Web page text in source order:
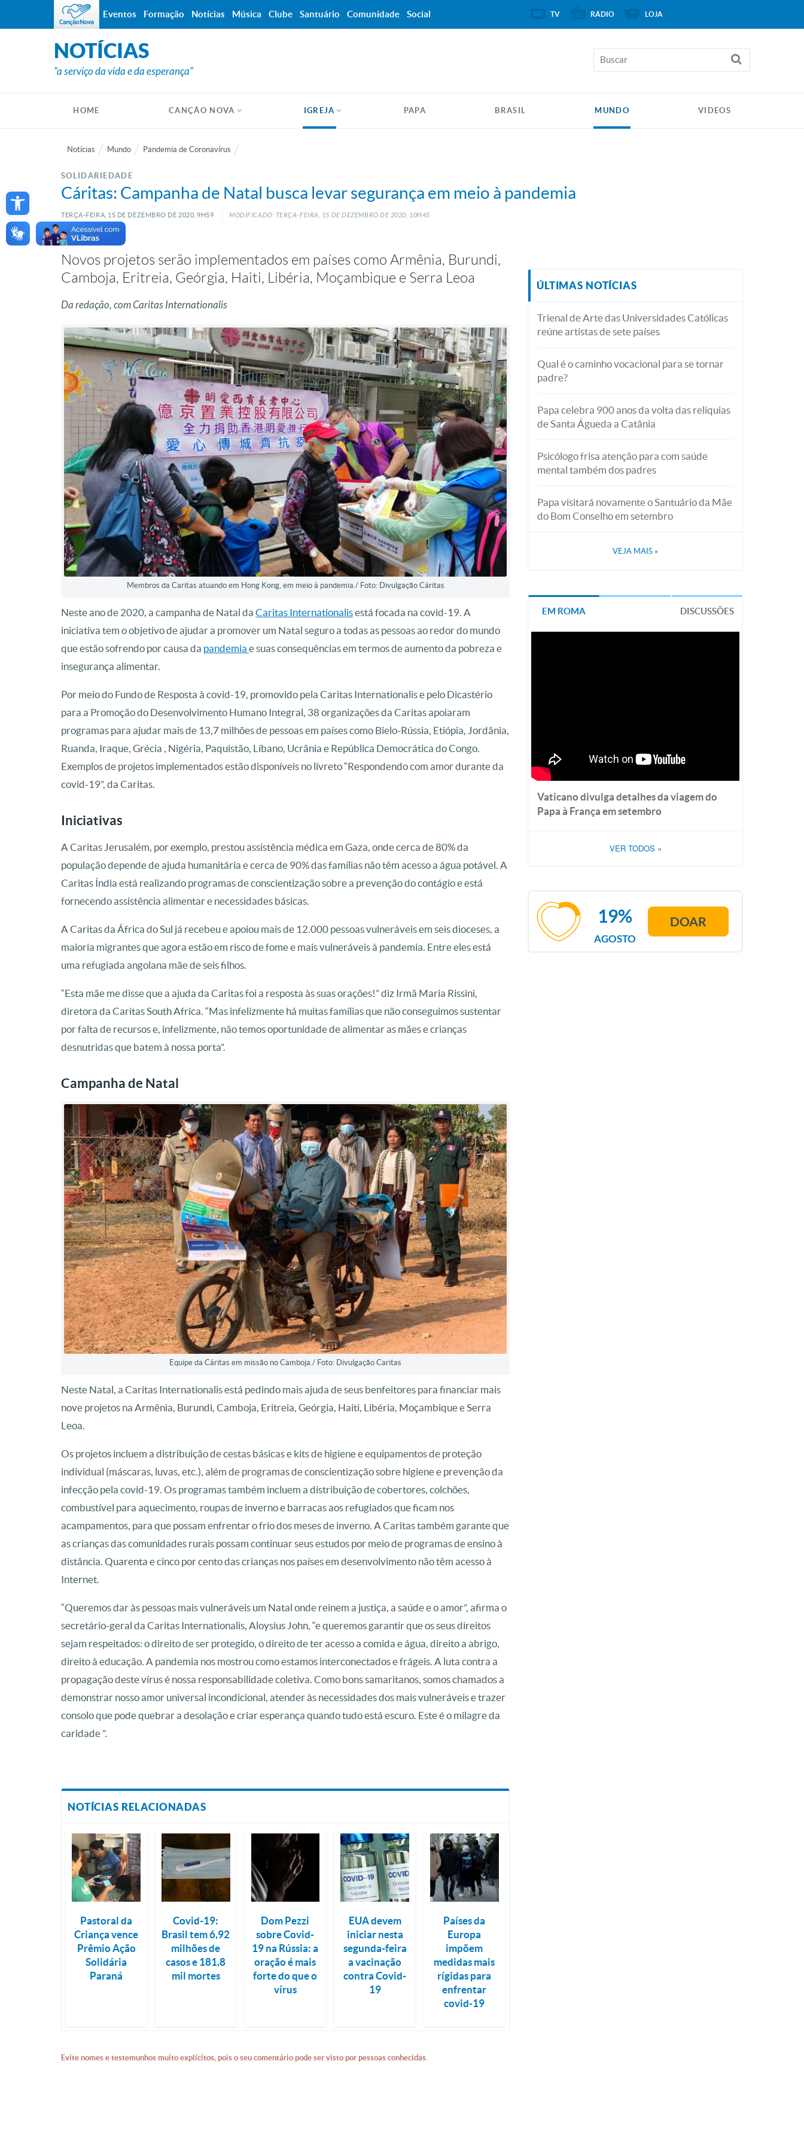
Open toolbar
NOTÍCIAS
"a serviço da vida e da esperança"
HOME CANÇÃO NOVA IGREJA PAPA BRASIL MUNDO VIDEOS
Notícias Mundo Pandemia de Coronavírus
SOLIDARIEDADE
Cáritas: Campanha de Natal busca levar segurança em meio à pandemia
TERÇA-FEIRA, 15 DE DEZEMBRO DE 2020, 9H59 MODIFICADO: TERÇA-FEIRA, 15 DEDEZEMBRO DE 2020, 10H45
Novos projetos serão implementados em países como Armênia, Burundi,
Camboja, Eritreia, Geórgia, Haiti, Libéria, Moçambique e Serra Leoa
Da redação, com Caritas Internationalis
Membros da Caritas atuando em Hong Kong, em meio à pandemia./ Foto: Divulgação Cáritas
Neste ano de 2020, a campanha de Natal da Caritas Internationalisestá focada na covid-19. A
iniciativa tem o objetivo de ajudar a promover um Natal seguro a todas as pessoas ao redor do mundo
que estão sofrendo por causa da pandemia e suas consequências em termos de aumento da pobreza e
insegurança alimentar.
Por meio do Fundo de Resposta à covid-19, promovido pela Caritas Internationalis e pelo Dicastério
para a Promoção do Desenvolvimento Humano Integral, 38 organizações da Caritas apoiaram
programas para ajudar mais de 13,7 milhões de pessoas em países como Bielo-Rússia, Etiópia, Jordânia,
Ruanda, Iraque, Grécia , Nigéria, Paquistão, Líbano, Ucrânia e República Democrática do Congo.
Exemplos de projetos implementados estão disponíveis no livreto “Respondendo com amor durante da
covid-19”, da Caritas.
Iniciativas
A Caritas Jerusalém, por exemplo, prestou assistência médica em Gaza, onde cerca de 80% da
população depende de ajuda humanitária e cerca de 90% das famílias não têm acesso a água potável. A
Caritas Índia está realizando programas de conscientização sobre a prevenção do contágio e está
fornecendo assistência alimentar e necessidades básicas.
A Caritas da África do Sul já recebeu e apoiou mais de 12.000 pessoas vulneráveis ​​em seis dioceses, a
maioria migrantes que agora estão em risco de fome e mais vulneráveis ​​à pandemia. Entre eles está
uma refugiada angolana mãe de seis filhos.
“Esta mãe me disse que a ajuda da Caritas foi a resposta às suas orações!” diz Irmã Maria Rissini,
diretora da Caritas South Africa. “Mas infelizmente há muitas famílias que não conseguimos sustentar
por falta de recursos e, infelizmente, não temos oportunidade de alimentar as mães e crianças
desnutridas que batem à nossa porta”.
Campanha de Natal
Equipe da Cáritas em missão no Camboja./ Foto: Divulgação Caritas
Neste Natal, a Caritas Internationalis está pedindo mais ajuda de seus benfeitores para financiar mais
nove projetos na Armênia, Burundi, Camboja, Eritreia, Geórgia, Haiti, Libéria, Moçambique e Serra
Leoa.
Os projetos incluem a distribuição de cestas básicas e kits de higiene e equipamentos de proteção
individual (máscaras, luvas, etc.), além de programas de conscientização sobre higiene e prevenção da
infecção pela covid-19. Os programas também incluem a distribuição de cobertores, colchões,
combustível para aquecimento, roupas de inverno e barracas aos refugiados que ficam nos
acampamentos, para que possam enfrentar o frio dos meses de inverno. A Caritas também garante que
as crianças das comunidades rurais possam continuar seus estudos por meio de programas de ensino à
distância. Quarenta e cinco por cento das crianças nos países em desenvolvimento não têm acesso à
Internet.
“Queremos dar às pessoas mais vulneráveis ​​um Natal onde reinem a justiça, a saúde e o amor”, afirma o
secretário-geral da Caritas Internationalis, Aloysius John, “e queremos garantir que os seus direitos
sejam respeitados: o direito de ser protegido, o direito de ter acesso a comida e água, direito a abrigo,
direito à educação. A pandemia nos mostrou como estamos interconectados e frágeis. A luta contra a
propagação deste vírus é nossa responsabilidade coletiva. Como bons samaritanos, somos chamados a
demonstrar nosso amor universal incondicional, atender às necessidades dos mais vulneráveis ​​e trazer
consolo que pode quebrar a desolação e criar esperança quando tudo está escuro. Este é o milagre da
caridade ”.
NOTÍCIAS RELACIONADAS
Pastoral da
Criança vence
Prêmio Ação
Solidária
Paraná
Covid-19:
Brasil tem 6,92
milhões de
casos e 181,8
mil mortes
Dom Pezzi
sobre Covid-
19 na Rússia: a
oração é mais
forte do que o
vírus
EUA devem
iniciar nesta
segunda-feira
a vacinação
contra Covid-
19
Países da
Europa
impõem
medidas mais
rígidas para
enfrentar
covid-19
Evite nomes e testemunhos muito explícitos, pois o seu comentário pode ser visto por pessoas conhecidas.
ÚLTIMAS NOTÍCIAS
Trienal de Arte das Universidades Católicas
reúne artistas de sete países
Qual é o caminho vocacional para se tornar
padre?
Papa celebra 900 anos da volta das relíquias
de Santa Águeda a Catânia
Psicólogo frisa atenção para com saúde
mental também dos padres
Papa visitará novamente o Santuário da Mãe
do Bom Conselho em setembro
VEJA MAIS »
EM ROMA DISCUSSÕES
Vaticano divulga detalhes da viagem do
Papa à França em setembro
VER TODOS »
AGOSTO
19% DOAR
Eventos Formação Notícias Música Clube Santuário Comunidade Social TV RÁDIO LOJA